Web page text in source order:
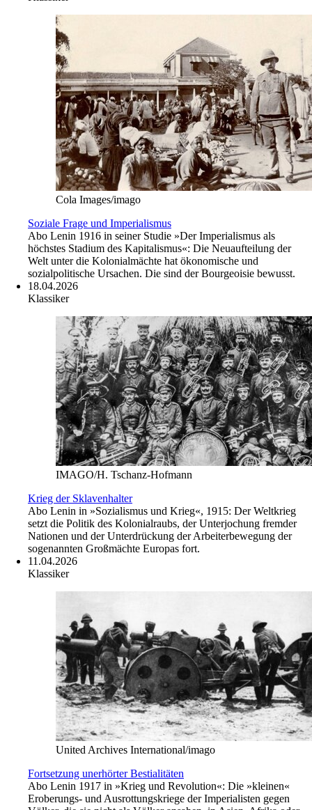
Cola Images/imago
Soziale Frage und Imperialismus
Abo Lenin 1916 in seiner Studie »Der Imperialismus als
höchstes Stadium des Kapitalismus«: Die Neuaufteilung der
Welt unter die Kolonialmächte hat ökonomische und
sozialpolitische Ursachen. Die sind der Bourgeoisie bewusst.
18.04.2026
Klassiker
IMAGO/H. Tschanz-Hofmann
Krieg der Sklavenhalter
Abo Lenin in »Sozialismus und Krieg«, 1915: Der Weltkrieg
setzt die Politik des Kolonialraubs, der Unterjochung fremder
Nationen und der Unterdrückung der Arbeiterbewegung der
sogenannten Großmächte Europas fort.
11.04.2026
Klassiker
United Archives International/imago
Fortsetzung unerhörter Bestialitäten
Abo Lenin 1917 in »Krieg und Revolution«: Die »kleinen«
Eroberungs- und Ausrottungskriege der Imperialisten gegen